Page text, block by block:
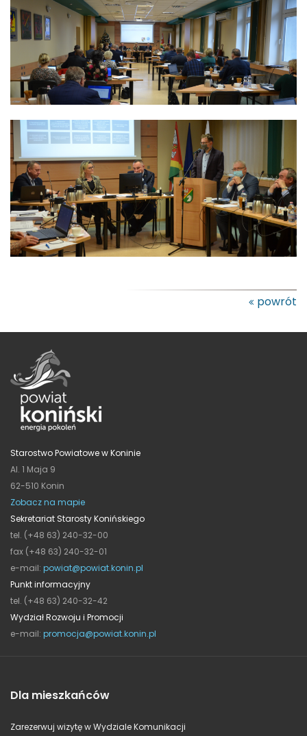
powrót
Starostwo Powiatowe w Koninie
Al. 1 Maja 9
62-510 Konin
Zobacz na mapie
Sekretariat Starosty Konińskiego
tel. (+48 63) 240-32-00
fax (+48 63) 240-32-01
e-mail: powiat@powiat.konin.pl
Punkt informacyjny
tel. (+48 63) 240-32-42
Wydział Rozwoju i Promocji
e-mail: promocja@powiat.konin.pl
Dla mieszkańców
Zarezerwuj wizytę w Wydziale Komunikacji